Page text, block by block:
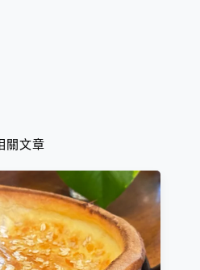
關文章